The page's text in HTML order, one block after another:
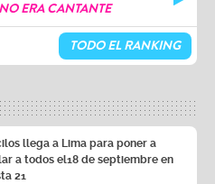
ERA CANTANTE
TODO EL RANKING
llega a Lima para poner a
a todos el18 de septiembre en
21